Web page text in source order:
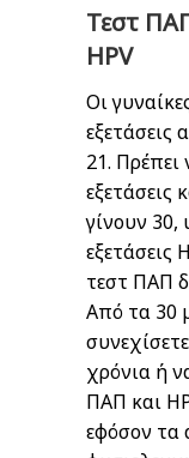
Τεστ
HPV
Οι
εξετάσεις
21.
εξετάσεις
γίνουν 30,
εξετάσεις
τεστ ΠΑΠ
Από τα 30
χρόνια ή
ΠΑΠ και
εφόσον τα